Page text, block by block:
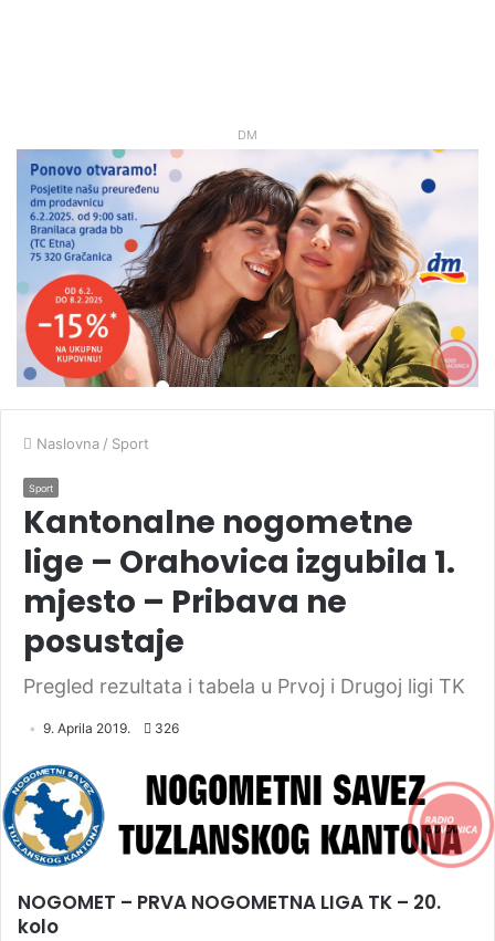
DM
Naslovna / Sport
Sport
Kantonalne nogometne
lige – Orahovica izgubila 1.
mjesto – Pribava ne
posustaje
Pregled rezultata i tabela u Prvoj i Drugoj ligi TK
9. Aprila 2019. 326
NOGOMET – PRVA NOGOMETNA LIGA TK – 20.
kolo